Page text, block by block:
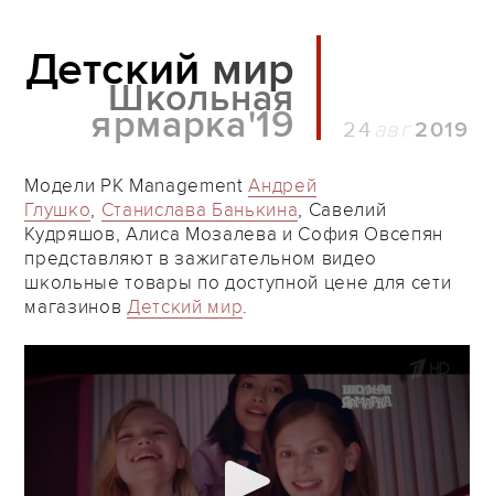
Детский мир
Школьная
ярмарка'19 24 2019
Модели PK ManagementАндрей
Глушко, Станислава Банькина, Савелий
Кудряшов, Алиса Мозалева и София Овсепян
представляют в зажигательном видео
школьные товары по доступной цене для сети
магазиновДетский мир.